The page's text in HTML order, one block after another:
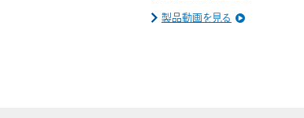
製品動画を見る